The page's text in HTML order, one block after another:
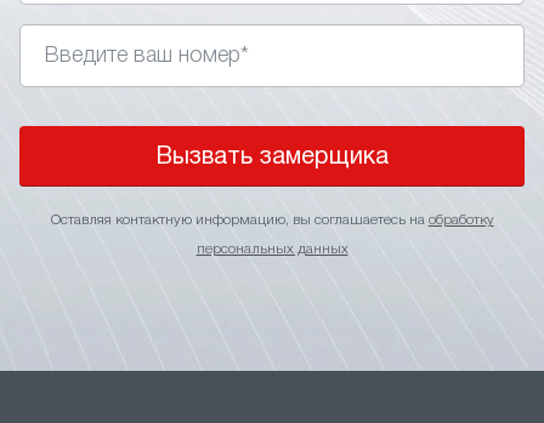
Вызвать замерщика
Оставляя контактную информацию, вы соглашаетесь на обработку
персональных данных